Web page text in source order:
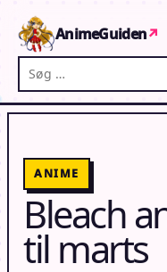
AnimeGuiden↗
Søg på AnimeGuiden
ANIME
Bleach
til marts